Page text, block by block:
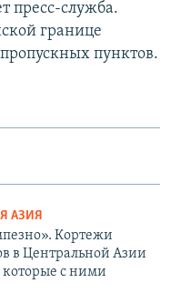
пресс-служба.
границе
пунктов.
АЗИЯ
Кортежи
в Центральной Азии
которые с ними